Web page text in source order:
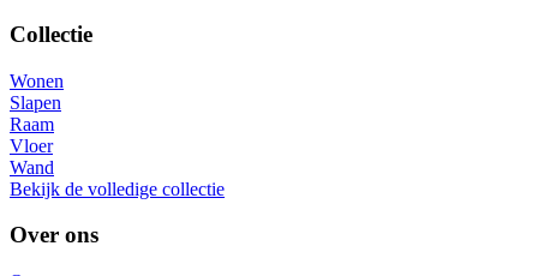
Collectie
Wonen
Slapen
Raam
Vloer
Wand
Bekijk de volledige collectie
Over ons